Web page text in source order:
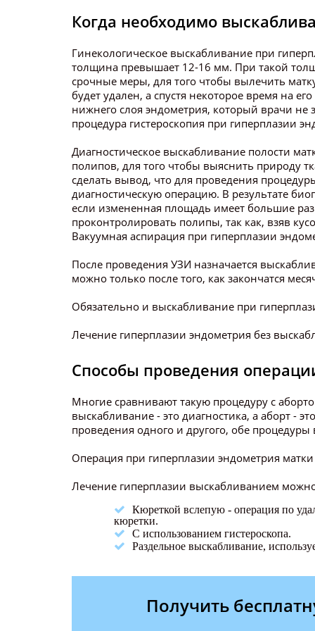
Когда необходимо
Гинекологическое выскабливание при
толщина превышает 12-16 мм. При такой
срочные меры, для того чтобы вылечить
будет удален, а спустя некоторое время на
нижнего слоя эндометрия, который врачи не
процедура гистероскопия при гиперплазии
Диагностическое выскабливание полости
полипов, для того чтобы выяснить природу
сделать вывод, что для проведения
диагностическую операцию. В результате
если измененная площадь имеет большие
проконтролировать полипы, так как, взяв
Вакуумная аспирация при гиперплазии
После проведения УЗИ назначается
можно только после того, как закончатся
Обязательно и выскабливание при
Лечение гиперплазии эндометрия без
Способы проведения
Многие сравнивают такую процедуру с
выскабливание - это диагностика, а аборт -
проведения одного и другого, обе
Операция при гиперплазии эндометрия матки
Лечение гиперплазии выскабливанием
Кюреткой вслепую - операция по
кюретки.
С использованием гистероскопа.
Раздельное выскабливание,
Получить